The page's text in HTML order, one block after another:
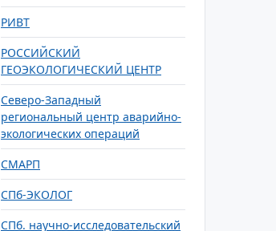
РИВТ
РОССИЙСКИЙ
ГЕОЭКОЛОГИЧЕСКИЙ ЦЕНТР
Северо-Западный
региональный центр аварийно-
экологических операций
СМАРП
СПб-ЭКОЛОГ
СПб. научно-исследовательский